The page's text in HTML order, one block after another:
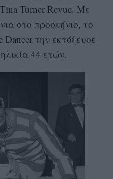
Turner Revue. Με
στο προσκήνιο, το
την εκτόξευσε
44 ετών.